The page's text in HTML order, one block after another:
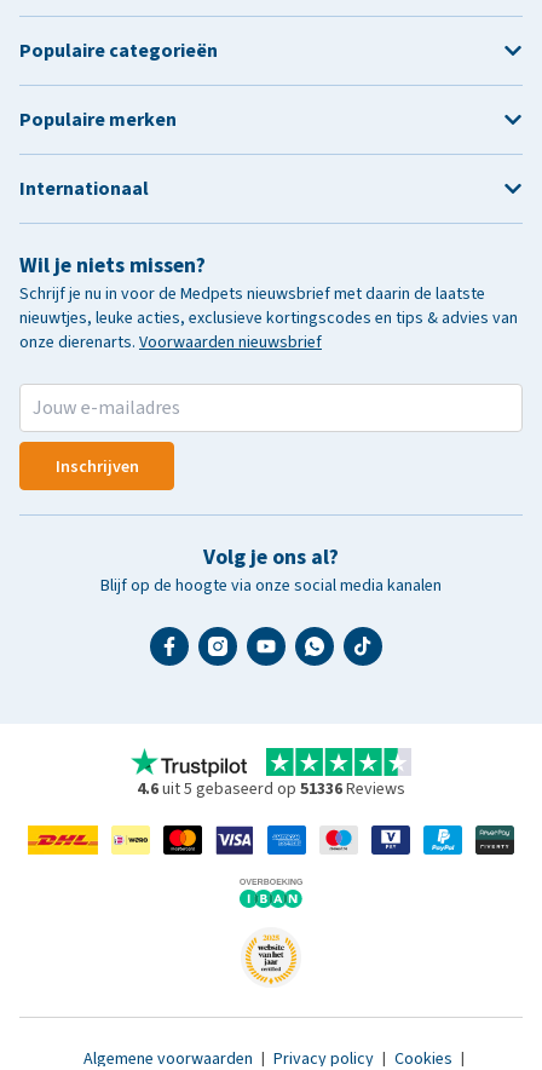
Wil je niets missen?
Schrijf je nu in voor de Medpets nieuwsbrief met daarin de laatste
nieuwtjes, leuke acties, exclusieve kortingscodes en tips & advies van
onze dierenarts. Voorwaarden nieuwsbrief
Inschrijven
Volg je ons al?
Blijf op de hoogte via onze social media kanalen
Populaire categorieën
Populaire merken
Internationaal
4.6uit 5 gebaseerd op 51336Reviews
Algemene voorwaarden | Privacy policy | Cookies |